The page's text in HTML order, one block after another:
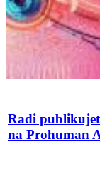
Radi
na Prohuman